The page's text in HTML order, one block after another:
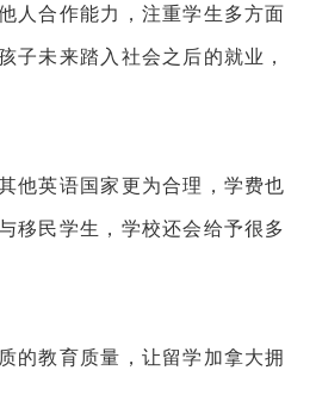
人合作能力，注重学生多方面
子未来踏入社会之后的就业，
他英语国家更为合理，学费也
移民学生，学校还会给予很多
的教育质量，让留学加拿大拥